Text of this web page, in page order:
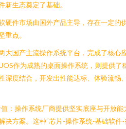
生态奠定了基础。
硬件市场由国外产品主导，存在一定的
点。
大国产主流操作系统平台，完成了核心
作为成熟的桌面操作系统，则提供了
深度结合，开发出性能达标、体验流畅
：操作系统厂商提供坚实底座与开放能
决方案。这种“芯片-操作系统-基础软件-